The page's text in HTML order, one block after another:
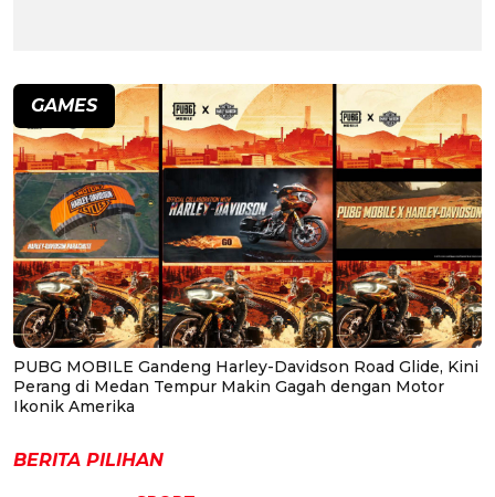
GAMES
PUBG MOBILE Gandeng Harley-Davidson Road Glide, Kini
Perang di Medan Tempur Makin Gagah dengan Motor
Ikonik Amerika
BERITA PILIHAN